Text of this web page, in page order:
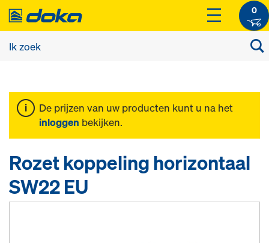
0
De prijzen van uw producten kunt u na het
inloggen bekijken.
Rozet koppeling horizontaal
SW22 EU